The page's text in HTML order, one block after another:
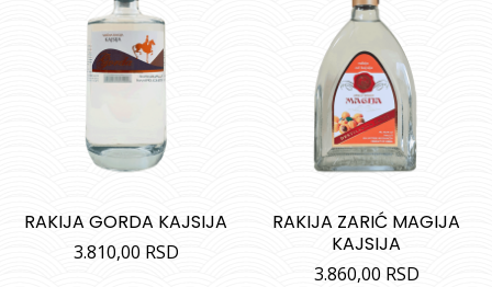
RAKIJA GORDA KAJSIJA
3.810,00 RSD
RAKIJA ZARIĆ MAGIJA
KAJSIJA
3.860,00 RSD